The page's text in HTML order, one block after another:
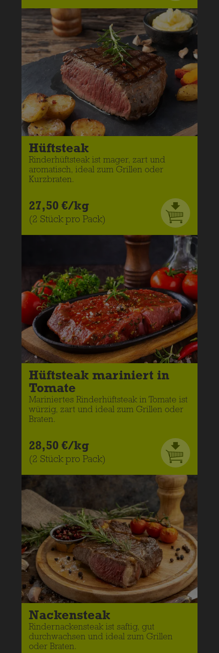
Hüftsteak
Rinderhüftsteak ist mager, zart und
aromatisch, ideal zum Grillen oder
Kurzbraten.
27,50 €/kg
(2 Stück pro Pack)
Hüftsteak mariniert in
Tomate
Mariniertes Rinderhüftsteak in Tomate ist
würzig, zart und ideal zum Grillen oder
Braten.
28,50 €/kg
(2 Stück pro Pack)
Nackensteak
Rindernackensteak ist saftig, gut
durchwachsen und ideal zum Grillen
oder Braten.